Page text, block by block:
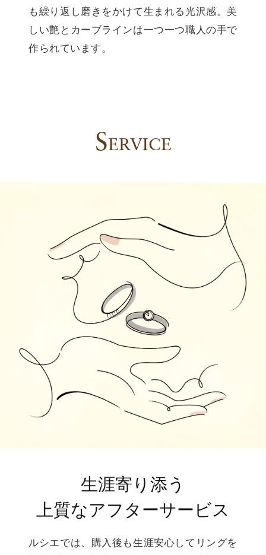
も繰り返し磨きをかけて生まれる光沢感。美
しい艶とカーブラインは一つ一つ職人の手で
作られています。
SERVICE
生涯寄り添う
上質なアフターサービス
ルシエでは、購入後も生涯安心してリングを